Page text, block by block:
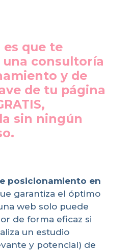
que te
una consultoría
y de
de tu página
sin ningún
posicionamiento en
garantiza el óptimo
web solo puede
de forma eficaz si
un estudio
y potencial) de